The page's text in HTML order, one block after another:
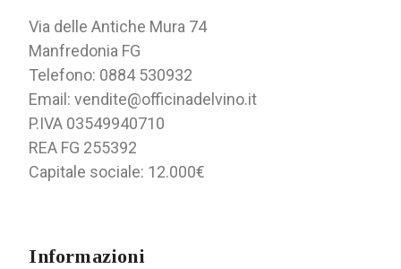
Via delle Antiche Mura 74
Manfredonia FG
Telefono: 0884 530932
Email: vendite@officinadelvino.it
P.IVA 03549940710
REA FG 255392
Capitale sociale: 12.000€
Informazioni